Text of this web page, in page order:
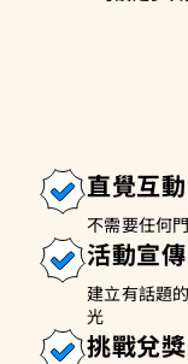
直覺互動
不需要任何
活動宣傳
建立有話題
光
挑戰兌獎